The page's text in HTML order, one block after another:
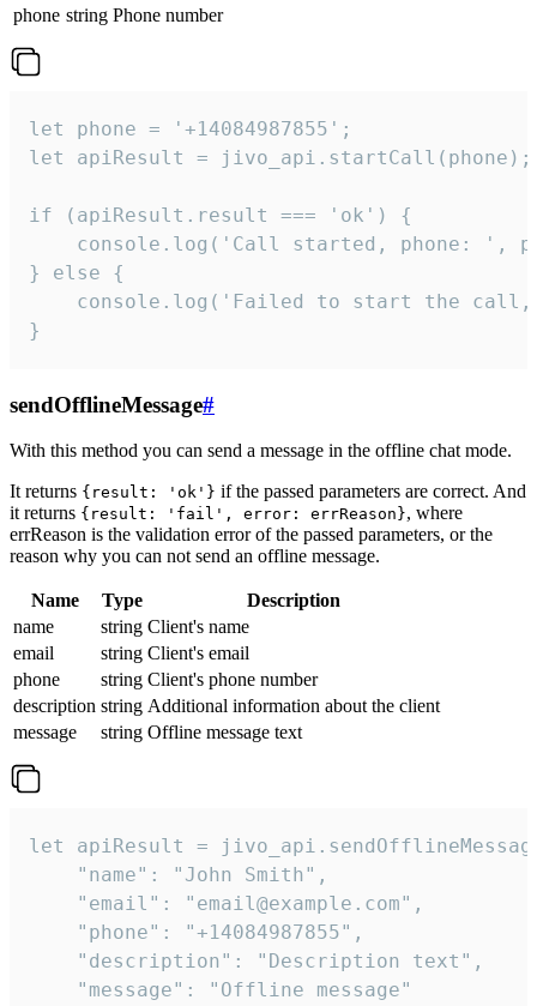
phone string Phone number
let phone = '+14084987855';
let apiResult = jivo_api.startCall(phone);
if (apiResult.result === 'ok') {
console.log('Call started, phone: ',
} else {
console.log('Failed to start the
}
sendOfflineMessage#
With this method you can send a message in the offline chat mode.
It returns {result: 'ok'} if the passed parameters are correct. And
it returns {result: 'fail', error: errReason}, where
errReason is the validation error of the passed parameters, or the
reason why you can not send an offline message.
Name Type
Description
name
string Client's name
email
string Client's email
phone
string Client's phone number
description string Additional information about the client
message
string Offline message text
let apiResult =
    "name": "John Smith",
    "email": "email@example.com",
    "phone": "+14084987855",
    "description": "Description text",
    "message": "Offline message"